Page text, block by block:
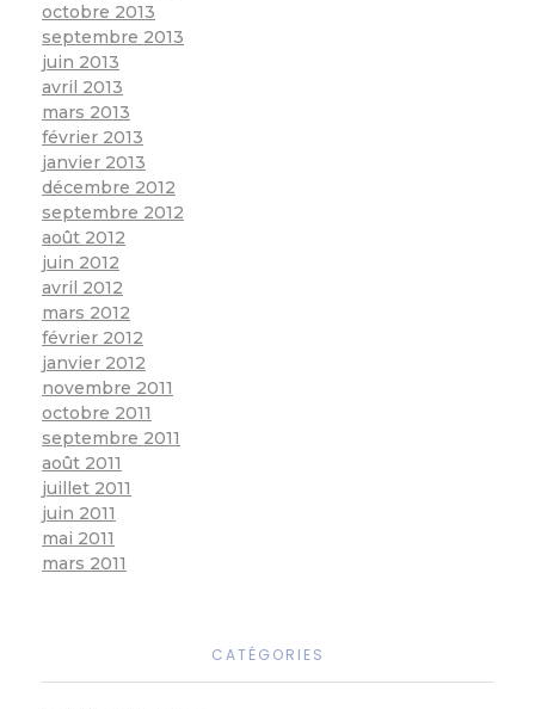
octobre 2013
septembre 2013
juin 2013
avril 2013
mars 2013
février 2013
janvier 2013
décembre 2012
septembre 2012
août 2012
juin 2012
avril 2012
mars 2012
février 2012
janvier 2012
novembre 2011
octobre 2011
septembre 2011
août 2011
juillet 2011
juin 2011
mai 2011
mars 2011
CATÉGORIES